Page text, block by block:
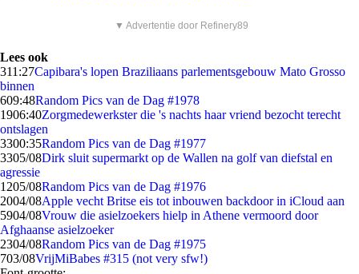
▼ Advertentie door Refinery89
Lees ook
311:27Capibara's lopen Braziliaans parlementsgebouw Mato Grosso
binnen
609:48Random Pics van de Dag #1978
1906:40Zorgmedewerkster die 's nachts haar vriend bezocht terecht
ontslagen
3300:35Random Pics van de Dag #1977
3305/08Dirk sluit supermarkt op de Wallen na golf van diefstal en
agressie
1205/08Random Pics van de Dag #1976
2004/08Apple vecht Britse eis tot inbouwen backdoor in iCloud aan
5904/08Vrouw die asielzoekers hielp in Athene vermoord door
Afghaanse asielzoeker
2304/08Random Pics van de Dag #1975
703/08VrijMiBabes #315 (not very sfw!)